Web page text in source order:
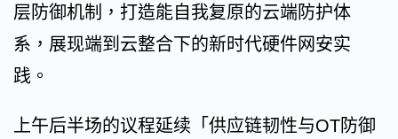
层防御机制，打造能自我复原的云端防护体
系，展现端到云整合下的新时代硬件网安实
践。
上午后半场的议程延续「供应链韧性与OT防御